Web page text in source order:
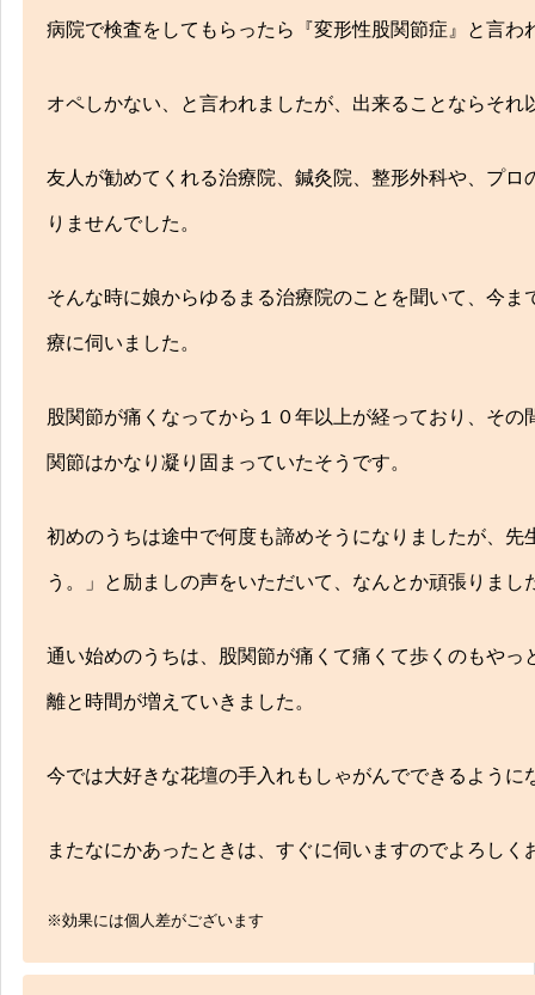
交通事故治療！弁護士とも提携！安心してお
多くの方が活き活きとした生活・人生を送れ
に。独自の施術方法により、しっかりとサポ
病院で検査をしてもらったら『変形性股関節症』と言わ
オペしかない、と言われましたが、出来ることならそれ
友人が勧めてくれる治療院、鍼灸院、整形外科や、プ
りませんでした。
そんな時に娘からゆるまる治療院のことを聞いて、今
療に伺いました。
股関節が痛くなってから１０年以上が経っており、そ
関節はかなり凝り固まっていたそうです。
初めのうちは途中で何度も諦めそうになりましたが、
う。」と励ましの声をいただいて、なんとか頑張りまし
通い始めのうちは、股関節が痛くて痛くて歩くのもや
離と時間が増えていきました。
今では大好きな花壇の手入れもしゃがんでできるように
またなにかあったときは、すぐに伺いますのでよろしく
※効果には個人差がございます